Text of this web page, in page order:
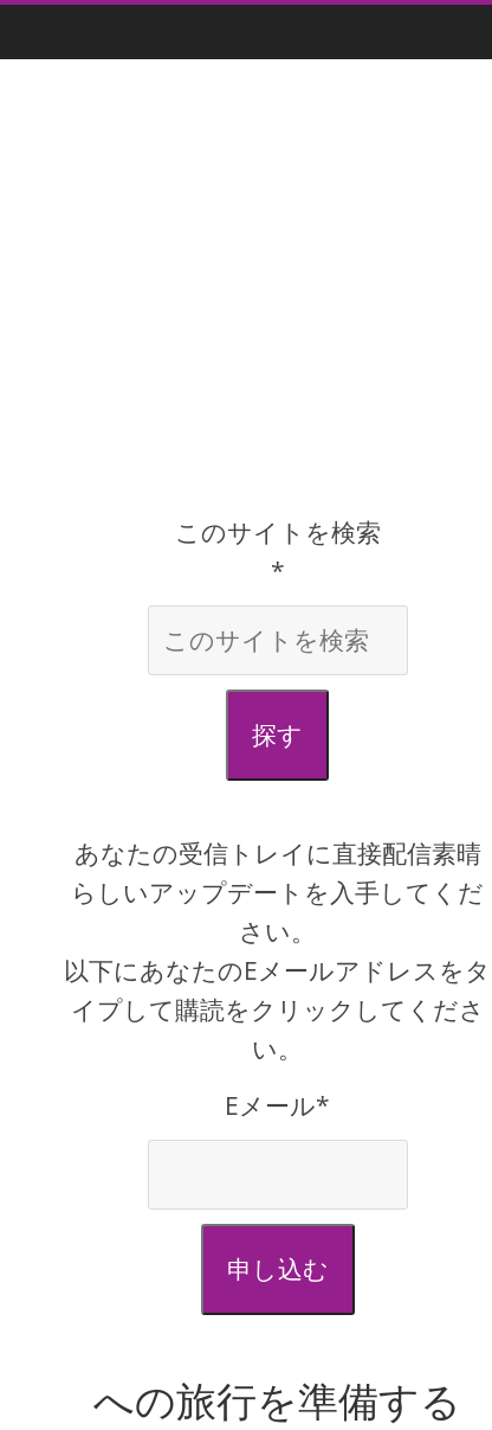
このサイトを検索
*
探す
あなたの受信トレイに直接配信素晴
らしいアップデートを入手してくだ
さい。
以下にあなたのEメールアドレスをタ
イプして購読をクリックしてくださ
い。
Eメール*
申し込む
への旅行を準備する